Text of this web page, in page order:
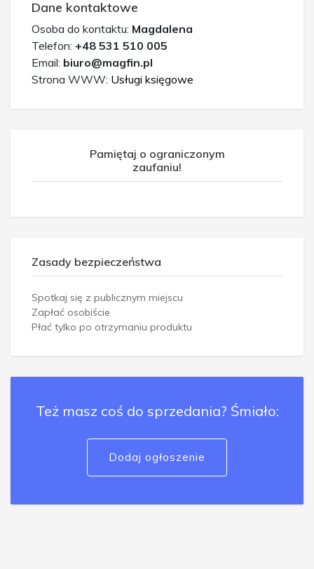
Dane kontaktowe
Osoba do kontaktu: Magdalena
Telefon: +48 531 510 005
Email: biuro@magfin.pl
Strona WWW: Usługi księgowe
Pamiętaj o ograniczonym
zaufaniu!
Zasady bezpieczeństwa
Spotkaj się z publicznym miejscu
Zapłać osobiście
Płać tylko po otrzymaniu produktu
Też masz coś do sprzedania? Śmiało:
Dodaj ogłoszenie